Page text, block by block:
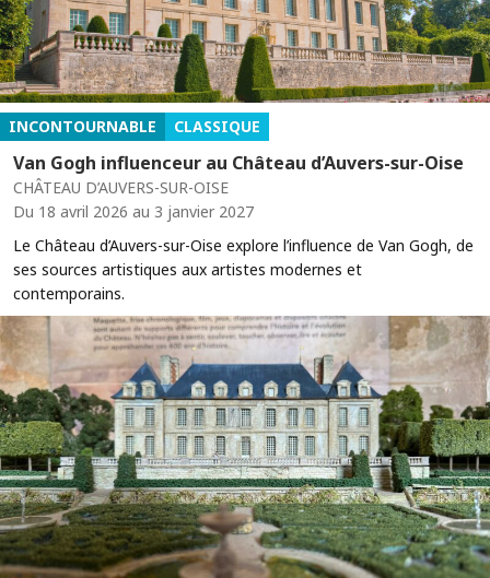
INCONTOURNABLE CLASSIQUE
Van Gogh influenceur au Château d’Auvers-sur-Oise
CHÂTEAU D’AUVERS-SUR-OISE
Du 18 avril 2026 au 3 janvier 2027
Le Château d’Auvers-sur-Oise explore l’influence de Van Gogh, de
ses sources artistiques aux artistes modernes et
contemporains.